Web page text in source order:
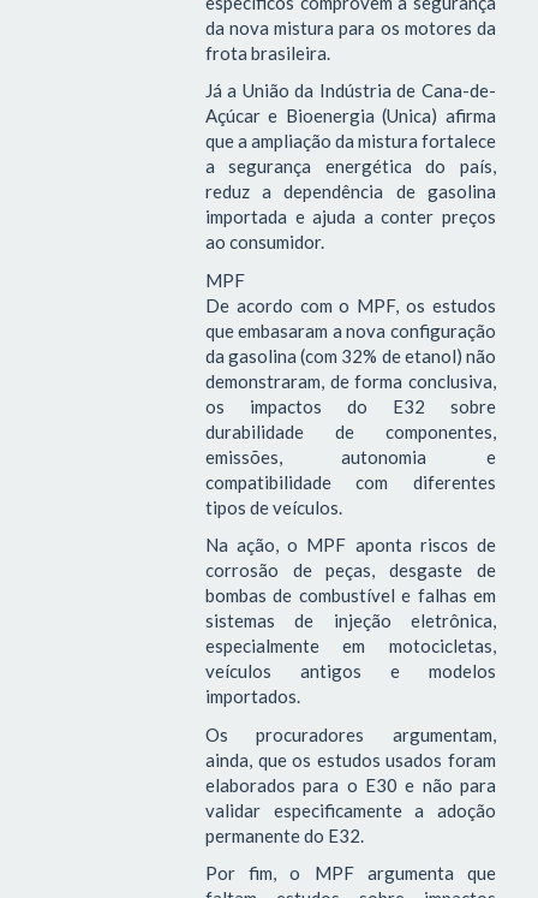
da nova mistura para os motores da
frota brasileira.
Já a União da Indústria de Cana-de-
Açúcar e Bioenergia (Unica) afirma
que a ampliação da mistura fortalece
a segurança energética do país,
reduz a dependência de gasolina
importada e ajuda a conter preços
ao consumidor.
MPF
De acordo com o MPF, os estudos
que embasaram a nova configuração
da gasolina (com 32% de etanol) não
demonstraram, de forma conclusiva,
os impactos do E32 sobre
durabilidade de componentes,
emissões, autonomia e
compatibilidade com diferentes
tipos de veículos.
Na ação, o MPF aponta riscos de
corrosão de peças, desgaste de
bombas de combustível e falhas em
sistemas de injeção eletrônica,
especialmente em motocicletas,
veículos antigos e modelos
importados.
Os procuradores argumentam,
ainda, que os estudos usados foram
elaborados para o E30 e não para
validar especificamente a adoção
permanente do E32.
Por fim, o MPF argumenta que